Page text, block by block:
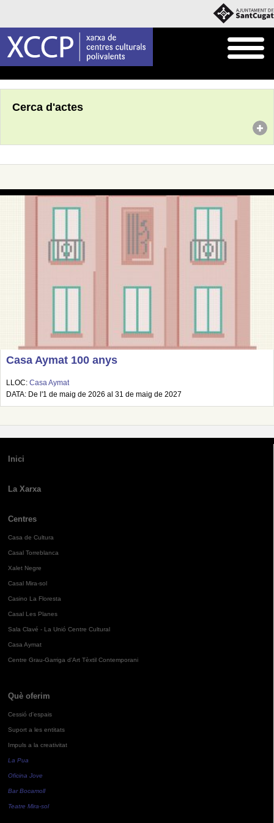
Cerca d'actes
Casa Aymat 100 anys
LLOC: Casa Aymat
DATA: De l'1 de maig de 2026 al 31 de maig de 2027
Inici
La Xarxa
Centres
Casa de Cultura
Casal Torreblanca
Xalet Negre
Casal Mira-sol
Casino La Floresta
Casal Les Planes
Sala Clavé - La Unió Centre Cultural
Casa Aymat
Centre Grau-Garriga d'Art Tèxtil Contemporani
Què oferim
Cessió d'espais
Suport a les entitats
Impuls a la creativitat
La Pua
Oficina Jove
Bar Bocamoll
Teatre Mira-sol